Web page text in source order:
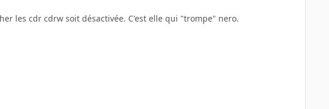
les cdr cdrw soit désactivée. C'est elle qui "trompe" nero.